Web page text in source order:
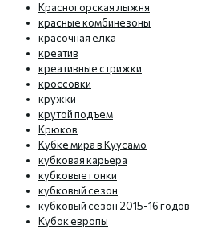
Красногорская лыжня
красные комбинезоны
красочная елка
креатив
креативные стрижки
кроссовки
кружки
крутой подъем
Крюков
Кубке мира в Куусамо
кубковая карьера
кубковые гонки
кубковый сезон
кубковый сезон 2015-16 годов
Кубок европы